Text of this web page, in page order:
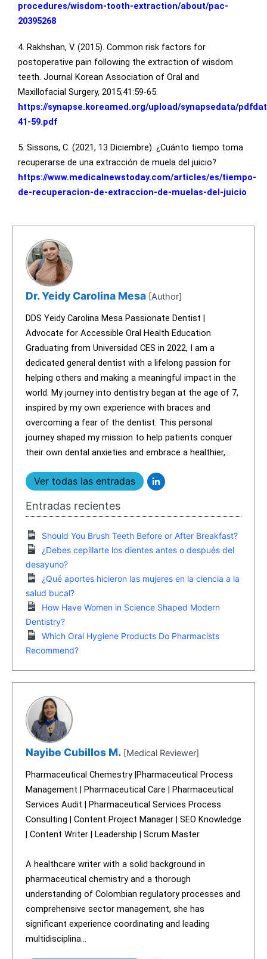
procedures/wisdom-tooth-extraction/about/pac-
20395268
4. Rakhshan, V. (2015). Common risk factors for
postoperative pain following the extraction of wisdom
teeth. Journal Korean Association of Oral and
Maxillofacial Surgery, 2015;41:59-65.
https://synapse.koreamed.org/upload/synapsedata/
41-59.pdf
5. Sissons, C. (2021, 13 Diciembre). ¿Cuánto tiempo toma
recuperarse de una extracción de muela del juicio?
https://www.medicalnewstoday.com/articles/es/tiempo-
de-recuperacion-de-extraccion-de-muelas-del-juicio
Dr. Yeidy Carolina Mesa[Author]
DDS Yeidy Carolina Mesa Passionate Dentist |
Advocate for Accessible Oral Health Education
Graduating from Universidad CES in 2022, I am a
dedicated general dentist with a lifelong passion for
helping others and making a meaningful impact in the
world. My journey into dentistry began at the age of 7,
inspired by my own experience with braces and
overcoming a fear of the dentist. This personal
journey shaped my mission to help patients conquer
their own dental anxieties and embrace a healthier,...
Ver todas las entradas
Entradas recientes
Should You Brush Teeth Before or After Breakfast?
¿Debes cepillarte los dientes antes o después del
desayuno?
¿Qué aportes hicieron las mujeres en la ciencia a la
salud bucal?
How Have Women in Science Shaped Modern
Dentistry?
Which Oral Hygiene Products Do Pharmacists
Recommend?
Nayibe Cubillos M.[Medical Reviewer]
Pharmaceutical Chemestry |Pharmaceutical Process
Management | Pharmaceutical Care | Pharmaceutical
Services Audit | Pharmaceutical Services Process
Consulting | Content Project Manager | SEO Knowledge
| Content Writer | Leadership | Scrum Master
A healthcare writer with a solid background in
pharmaceutical chemistry and a thorough
understanding of Colombian regulatory processes and
comprehensive sector management, she has
significant experience coordinating and leading
multidisciplina...